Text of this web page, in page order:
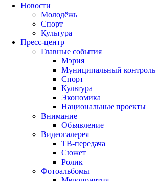
Новости
Молодёжь
Спорт
Культура
Пресс-центр
Главные события
Мэрия
Муниципальный контроль
Спорт
Культура
Экономика
Национальные проекты
Внимание
Объявление
Видеогалерея
ТВ-передача
Сюжет
Ролик
Фотоальбомы